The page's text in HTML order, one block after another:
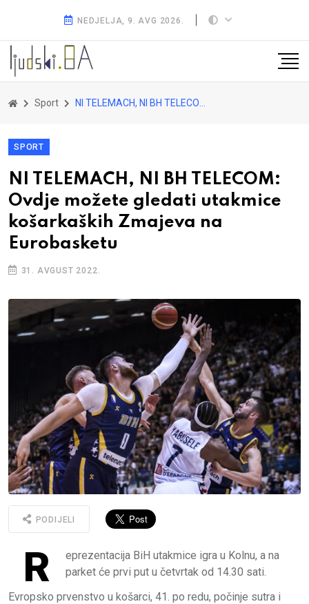
NEDJELJA, 9. AVG 2026.
Sport NI TELEMACH, NI BH TELECOM: Ovdje možete gledati utakmice košarkaških Zmajeva na Eurobasketu
SPORT
NI TELEMACH, NI BH TELECOM:
Ovdje možete gledati utakmice
košarkaških Zmajeva na
Eurobasketu
31. AVGUST 2022.
PODIJELI
R
eprezentacija BiH utakmice igra u Kolnu, a na
parket će prvi put u četvrtak od 14.30 sati.
Evropsko prvenstvo u košarci, 41. po redu, počinje sutra i